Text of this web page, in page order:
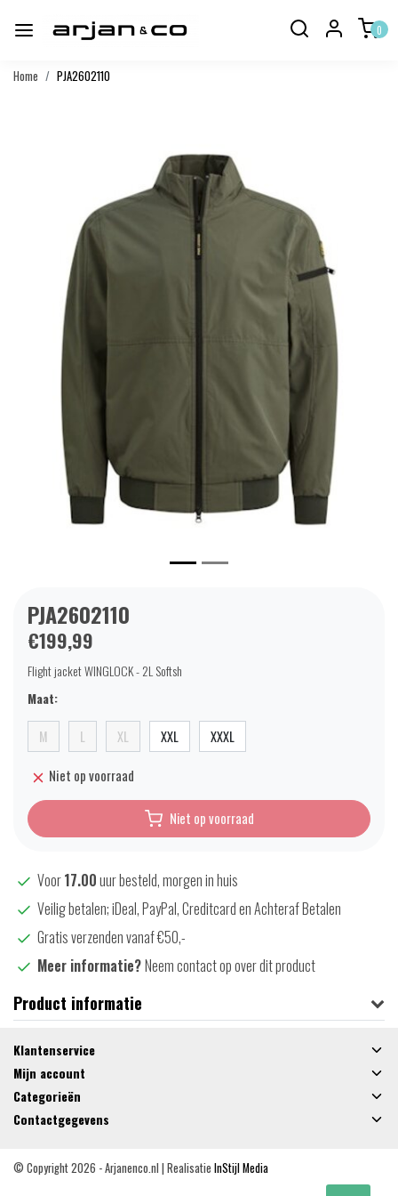
0
Home PJA2602110
Vorige
PJA2602110
€199,99
Flight jacket WINGLOCK - 2L Softsh
Maat:
M L XL XXL XXXL
Niet op voorraad
Niet op voorraad
Voor17.00uur besteld, morgen in huis
Veilig betalen; iDeal, PayPal, Creditcard en Achteraf Betalen
Gratis verzenden vanaf €50,-
Meer informatie?Neem contact op over dit product
Product informatie
Klantenservice
Mijn account
Categorieën
Contactgegevens
© Copyright 2026 - Arjanenco.nl | Realisatie InStijl Media